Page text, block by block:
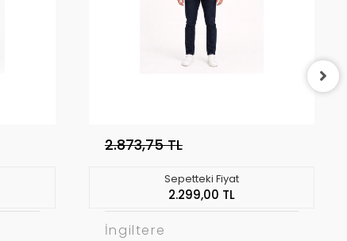
2.873,75 TL
Sepetteki Fiyat
2.299,00 TL
İngiltere